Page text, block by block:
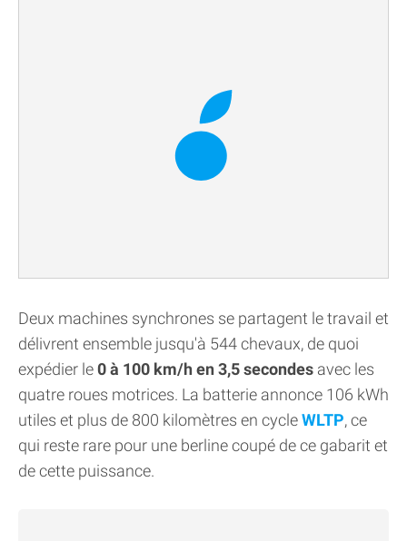
Deux machines synchrones se partagent le travail et
délivrent ensemble jusqu'à 544 chevaux, de quoi
expédier le0 à 100 km/h en 3,5 secondes avec les
quatre roues motrices. La batterie annonce 106 kWh
utiles et plus de 800 kilomètres en cycleWLTP, ce
qui reste rare pour une berline coupé de ce gabarit et
de cette puissance.